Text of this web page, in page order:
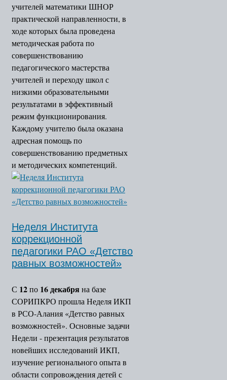
учителей математики ШНОР
практической направленности, в
ходе которых была проведена
методическая работа по
совершенствованию
педагогического мастерства
учителей и переходу школ с
низкими образовательными
результатами в эффективный
режим функционирования.
Каждому учителю была оказана
адресная помощь по
совершенствованию предметных
и методических компетенций.
Неделя Института
коррекционной
педагогики РАО «Детство
равных возможностей»
С 12по 16 декабряна базе
СОРИПКРО прошла Неделя ИКП
в РСО-Алания «Детство равных
возможностей». Основные задачи
Недели - презентация результатов
новейших исследований ИКП,
изучение регионального опыта в
области сопровождения детей с